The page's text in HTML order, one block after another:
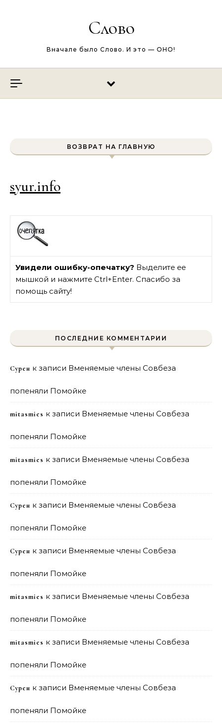
Слово
Вначале было Слово. И это — ОНО!
ВОЗВРАТ НА ГЛАВНУЮ
syur.info
Увидели ошибку-опечатку? Выделите ее
мышкой и нажмите Ctrl+Enter. Спасибо за
помощь сайту!
ПОСЛЕДНИЕ КОММЕНТАРИИ
Сурен к записи Вменяемые члены Совбеза
попеняли Помойке
mitasmies к записи Вменяемые члены Совбеза
попеняли Помойке
mitasmies к записи Вменяемые члены Совбеза
попеняли Помойке
Сурен к записи Вменяемые члены Совбеза
попеняли Помойке
Сурен к записи Вменяемые члены Совбеза
попеняли Помойке
mitasmies к записи Вменяемые члены Совбеза
попеняли Помойке
mitasmies к записи Вменяемые члены Совбеза
попеняли Помойке
Сурен к записи Вменяемые члены Совбеза
попеняли Помойке